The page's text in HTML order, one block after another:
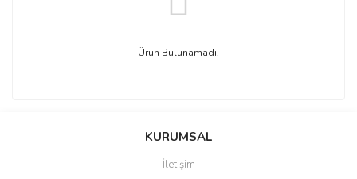
Ürün Bulunamadı.
KURUMSAL
İletişim